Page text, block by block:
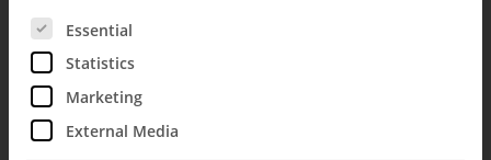
Slides look like notes for somebody’s speech. Like this:
Es folgt eine Liste der Service-Gruppen, für die eine
Essential
Statistics
Marketing
External Media